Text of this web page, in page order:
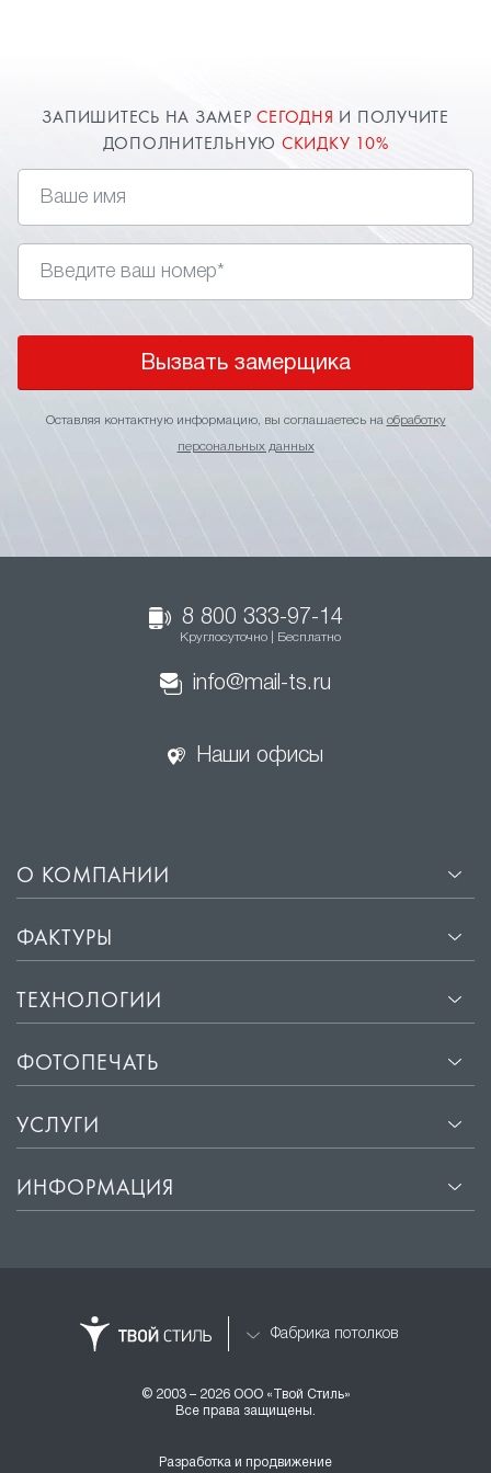
ЗАПИШИТЕСЬ НА ЗАМЕРСЕГОДНЯ И ПОЛУЧИТЕ
ДОПОЛНИТЕЛЬНУЮ СКИДКУ 10%
Вызвать замерщика
Оставляя контактную информацию, вы соглашаетесь на обработку
персональных данных
8 800 333-97-14
Круглосуточно | Бесплатно
info@mail-ts.ru
Наши офисы
О КОМПАНИИ
ФАКТУРЫ
ТЕХНОЛОГИИ
ФОТОПЕЧАТЬ
УСЛУГИ
ИНФОРМАЦИЯ
Фабрика потолков
© 2003 – 2026 ООО «Твой Стиль»
Все права защищены.
Разработка и продвижение